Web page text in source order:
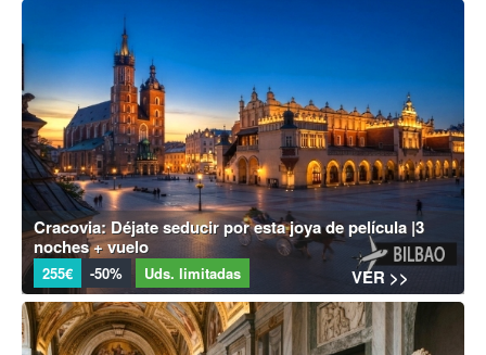
Cracovia: Déjate seducir por esta joya de película |3
noches + vuelo
255€ -50% Uds. limitadas VER >>